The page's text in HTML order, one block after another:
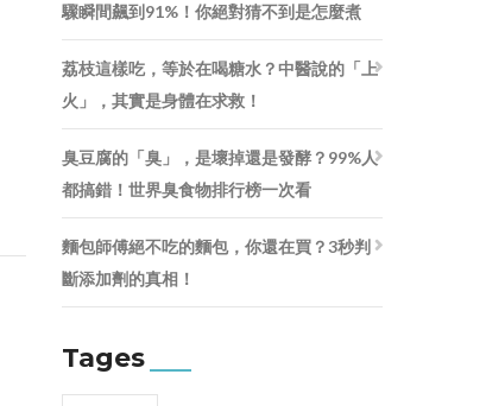
驟瞬間飆到91%！你絕對猜不到是怎麼煮
荔枝這樣吃，等於在喝糖水？中醫說的「上
火」，其實是身體在求救！
臭豆腐的「臭」，是壞掉還是發酵？99%人
都搞錯！世界臭食物排行榜一次看
麵包師傅絕不吃的麵包，你還在買？3秒判
斷添加劑的真相！
Tages